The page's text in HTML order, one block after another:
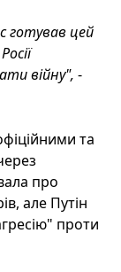
готував цей
війну", -
та
про
але Путін
проти